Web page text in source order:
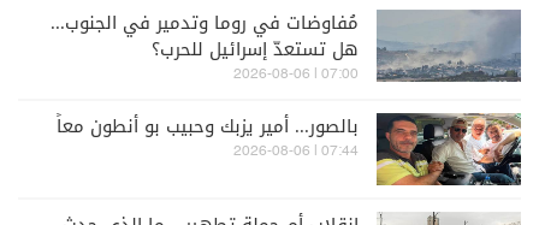
مُفاوضات في روما وتدمير في الجنوب...
هل تستعدّ إسرائيل للحرب؟
07:00 | 2026-08-06
بالصور... أمير يزبك وحبيب بو أنطون معاً
07:44 | 2026-08-06